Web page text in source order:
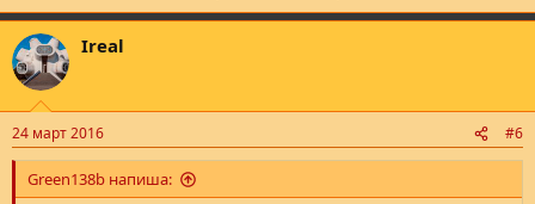
Ireal
24 март 2016 #6
Green138b напиша: